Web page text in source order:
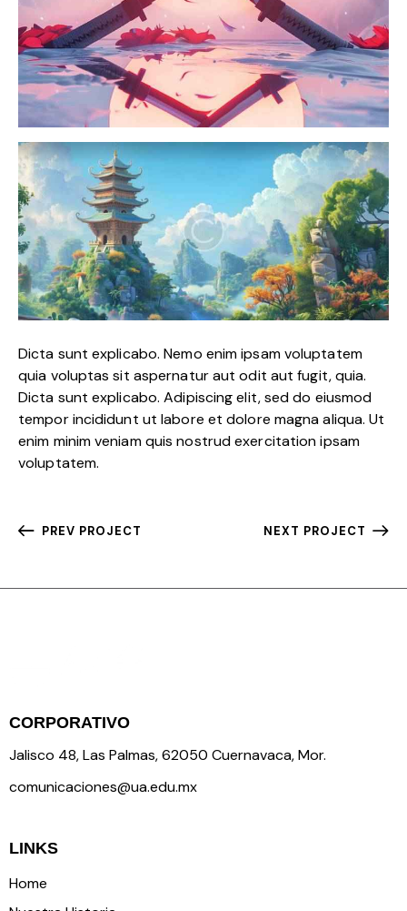
Dicta sunt explicabo. Nemo enim ipsam voluptatem
quia voluptas sit aspernatur aut odit aut fugit, quia.
Dicta sunt explicabo. Adipiscing elit, sed do eiusmod
tempor incididunt ut labore et dolore magna aliqua. Ut
enim minim veniam quis nostrud exercitation ipsam
voluptatem.
PREV PROJECT NEXT PROJECT
CORPORATIVO
Jalisco 48, Las Palmas, 62050 Cuernavaca, Mor.
comunicaciones@ua.edu.mx
LINKS
Home